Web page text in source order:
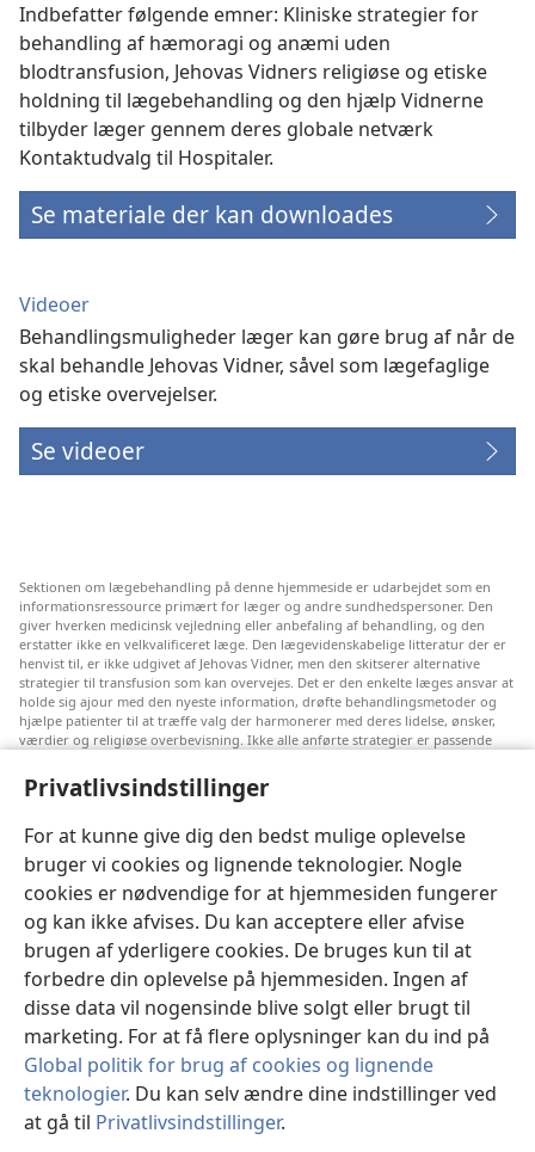
Privatlivsindstillinger
For at kunne give dig den bedst mulige oplevelse
bruger vi cookies og lignende teknologier. Nogle
cookies er nødvendige for at hjemmesiden fungerer
og kan ikke afvises. Du kan acceptere eller afvise
brugen af yderligere cookies. De bruges kun til at
forbedre din oplevelse på hjemmesiden. Ingen af
disse data vil nogensinde blive solgt eller brugt til
marketing. For at få flere oplysninger kan du ind på
Global politik for brug af cookies og lignende
teknologier. Du kan selv ændre dine indstillinger ved
at gå til Privatlivsindstillinger.
Indbefatter følgende emner: Kliniske strategier for
behandling af hæmoragi og anæmi uden
blodtransfusion, Jehovas Vidners religiøse og etiske
holdning til lægebehandling og den hjælp Vidnerne
tilbyder læger gennem deres globale netværk
Kontaktudvalg til Hospitaler.
Se materiale der kan downloades
Videoer
Behandlingsmuligheder læger kan gøre brug af når de
skal behandle Jehovas Vidner, såvel som lægefaglige
og etiske overvejelser.
Se videoer
Sektionen om lægebehandling på denne hjemmeside er udarbejdet som en
informationsressource primært for læger og andre sundhedspersoner. Den
giver hverken medicinsk vejledning eller anbefaling af behandling, og den
erstatter ikke en velkvalificeret læge. Den lægevidenskabelige litteratur der er
henvist til, er ikke udgivet af Jehovas Vidner, men den skitserer alternative
strategier til transfusion som kan overvejes. Det er den enkelte læges ansvar at
holde sig ajour med den nyeste information, drøfte behandlingsmetoder og
hjælpe patienter til at træffe valg der harmonerer med deres lidelse, ønsker,
værdier og religiøse overbevisning. Ikke alle anførte strategier er passende
Til patienter: Søg altid råd hos din egen læge eller den behandlingsansvarlige
hvis du har mistanke om at du er syg.
Denne hjemmeside reguleres efter dens anvendelsesvilkår.
Indstillinger for udseende
Copyright© 2026 Watch Tower Bible and Tract Society of Pennsylvania.
ANVENDELSESVILKÅR |PRIVATLIVSPOLITIK
PRIVATLIVSINDSTILLINGER